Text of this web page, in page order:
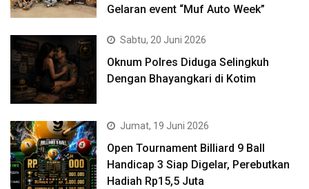
Gelaran event “Muf Auto Week”
Sabtu, 20 Juni 2026
Oknum Polres Diduga Selingkuh
Dengan Bhayangkari di Kotim
Jumat, 19 Juni 2026
Open Tournament Billiard 9 Ball
Handicap 3 Siap Digelar, Perebutkan
Hadiah Rp15,5 Juta